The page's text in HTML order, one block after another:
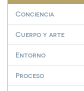
Conciencia
Cuerpo y arte
Entorno
Proceso